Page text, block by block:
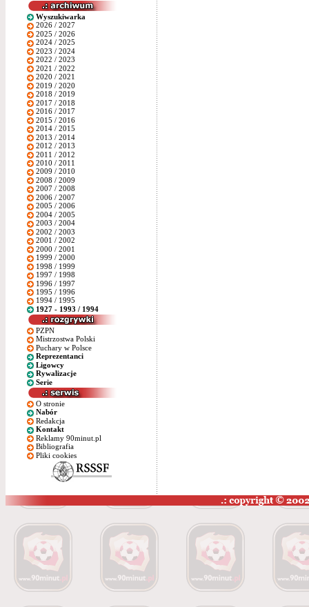
Wyszukiwarka
2026 / 2027
2025 / 2026
2024 / 2025
2023 / 2024
2022 / 2023
2021 / 2022
2020 / 2021
2019 / 2020
2018 / 2019
2017 / 2018
2016 / 2017
2015 / 2016
2014 / 2015
2013 / 2014
2012 / 2013
2011 / 2012
2010 / 2011
2009 / 2010
2008 / 2009
2007 / 2008
2006 / 2007
2005 / 2006
2004 / 2005
2003 / 2004
2002 / 2003
2001 / 2002
2000 / 2001
1999 / 2000
1998 / 1999
1997 / 1998
1996 / 1997
1995 / 1996
1994 / 1995
1927 - 1993 / 1994
PZPN
Mistrzostwa Polski
Puchary w Polsce
Reprezentanci
Ligowcy
Rywalizacje
Serie
O stronie
Nabór
Redakcja
Kontakt
Reklamy 90minut.pl
Bibliografia
Pliki cookies